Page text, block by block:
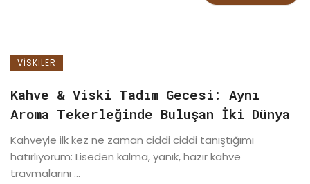
VISKILER
Kahve & Viski Tadım Gecesi: Aynı
Aroma Tekerleğinde Buluşan İki Dünya
Kahveyle ilk kez ne zaman ciddi ciddi tanıştığımı
hatırlıyorum: Liseden kalma, yanık, hazır kahve
travmalarını ...